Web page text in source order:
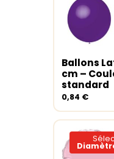
Choix
Ballons
cm –
standard
0,84 €